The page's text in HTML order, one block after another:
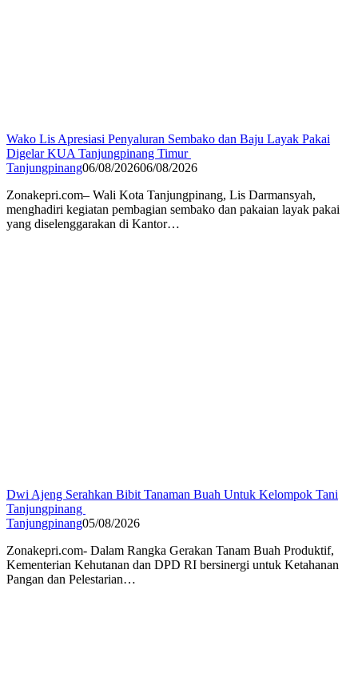
Wako Lis Apresiasi Penyaluran Sembako dan Baju Layak Pakai
Digelar KUA Tanjungpinang Timur
Tanjungpinang06/08/202606/08/2026
Zonakepri.com– Wali Kota Tanjungpinang, Lis Darmansyah,
menghadiri kegiatan pembagian sembako dan pakaian layak pakai
yang diselenggarakan di Kantor…
Dwi Ajeng Serahkan Bibit Tanaman Buah Untuk Kelompok Tani
Tanjungpinang
Tanjungpinang05/08/2026
Zonakepri.com- Dalam Rangka Gerakan Tanam Buah Produktif,
Kementerian Kehutanan dan DPD RI bersinergi untuk Ketahanan
Pangan dan Pelestarian…